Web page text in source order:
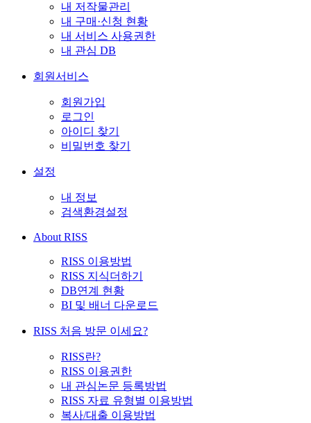
내 저작물관리
내 구매·신청 현황
내 서비스 사용권한
내 관심 DB
회원서비스
회원가입
로그인
아이디 찾기
비밀번호 찾기
설정
내 정보
검색환경설정
About RISS
RISS 이용방법
RISS 지식더하기
DB연계 현황
BI 및 배너 다운로드
RISS 처음 방문 이세요?
RISS란?
RISS 이용권한
내 관심논문 등록방법
RISS 자료 유형별 이용방법
복사/대출 이용방법